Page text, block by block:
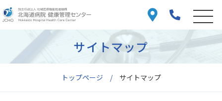
トップページ サイトマップ
サイトマップ